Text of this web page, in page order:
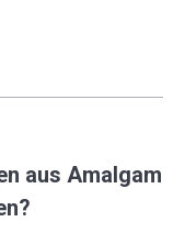
aus Amalgam